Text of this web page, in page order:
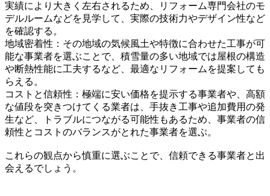
実績により大きく左右されるため、リフォーム専門会社のモ
デルルームなどを見学して、実際の技術力やデザイン性など
を確認する。
地域密着性：その地域の気候風土や特徴に合わせた工事が可
能な事業者を選ぶことで、積雪量の多い地域では屋根の構造
や断熱性能に工夫するなど、最適なリフォームを提案しても
らえる。
コストと信頼性：極端に安い価格を提示する事業者や、高額
な値段を突きつけてくる業者は、手抜き工事や追加費用の発
生など、トラブルにつながる可能性もあるため、事業者の信
頼性とコストのバランスがとれた事業者を選ぶ。
これらの観点から慎重に選ぶことで、信頼できる事業者と出
会えるでしょう。